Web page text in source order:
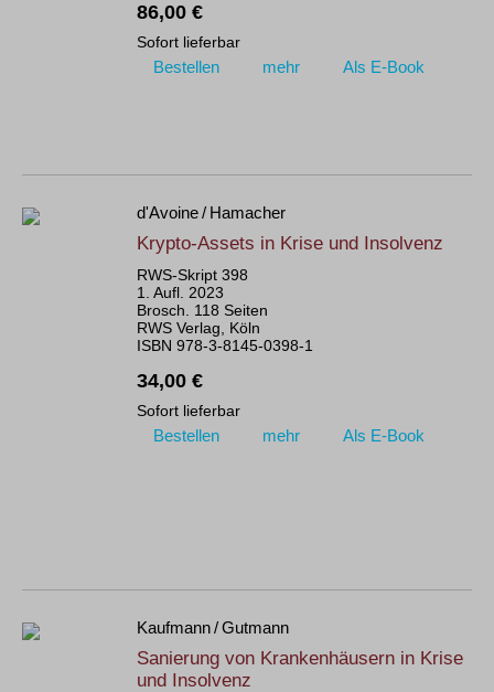
86,00 €
Sofort lieferbar
Bestellen mehr Als E-Book
d'Avoine / Hamacher
Krypto-Assets in Krise und Insolvenz
RWS-Skript 398
1. Aufl. 2023
Brosch. 118 Seiten
RWS Verlag, Köln
ISBN 978-3-8145-0398-1
34,00 €
Sofort lieferbar
Bestellen mehr Als E-Book
Kaufmann / Gutmann
Sanierung von Krankenhäusern in Krise
und Insolvenz